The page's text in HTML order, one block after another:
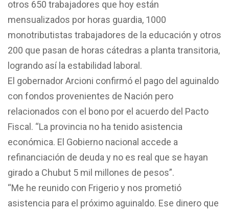
otros 650 trabajadores que hoy están
mensualizados por horas guardia, 1000
monotributistas trabajadores de la educación y otros
200 que pasan de horas cátedras a planta transitoria,
logrando así la estabilidad laboral.
El gobernador Arcioni confirmó el pago del aguinaldo
con fondos provenientes de Nación pero
relacionados con el bono por el acuerdo del Pacto
Fiscal. “La provincia no ha tenido asistencia
económica. El Gobierno nacional accede a
refinanciación de deuda y no es real que se hayan
girado a Chubut 5 mil millones de pesos”.
“Me he reunido con Frigerio y nos prometió
asistencia para el próximo aguinaldo. Ese dinero que